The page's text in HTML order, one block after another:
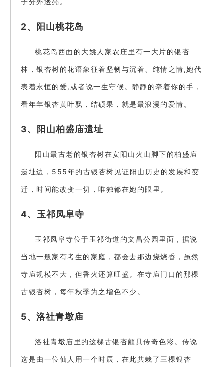
子分外透亮。
2、阳山桃花岛
桃花岛西面的大姚人家农庄里有一大片的银杏
林，银杏树的花语象征着坚韧与沉着、纯情之情,她代
表着永恒的爱,或者说一生守候。静静的牵着你的手，
看年年银杏黄叶飘，结硕果，就是最浪漫的爱情。
3、阳山柏盛庙遗址
阳山最古老的银杏树在安阳山火山脚下的柏盛庙
遗址边，555年的古银杏树见证阳山历史的发展和变
迁，时间能改变一切，唯独都在她的眼里。
4、玉祁凤阜寺
玉祁凤阜寺位于玉祁街道的文昌公园里面，据说
当地一般家有考生的家庭，都会去那边烧烧香，虽然
寺庙规模不大，但香火还算旺盛。在寺庙门口的那棵
古银杏树，每年秋季为之增色不少。
5、洛社青墩庙
洛社青墩庙里的这棵古银杏颇具传奇色彩。传说
这是由一位仙人用一个时辰，在此共栽了三棵银杏